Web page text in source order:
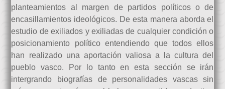
planteamientos al margen de partidos políticos o de
encasillamientos ideológicos. De esta manera aborda el
estudio de exiliados y exiliadas de cualquier condición o
posicionamiento político entendiendo que todos ellos
han realizado una aportación valiosa a la cultura del
pueblo vasco. Por lo tanto en esta sección se irán
intergrando biografías de personalidades vascas sin